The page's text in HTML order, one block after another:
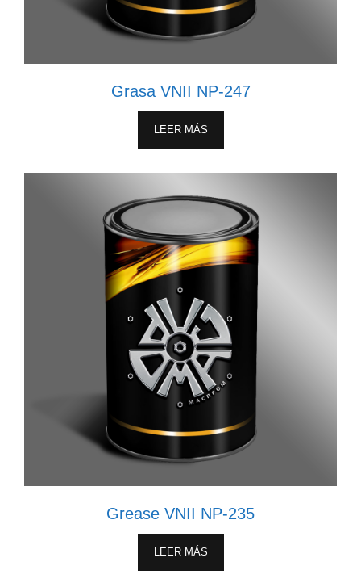
Grasa VNII NP-247
LEER MÁS
Grease VNII NP-235
LEER MÁS